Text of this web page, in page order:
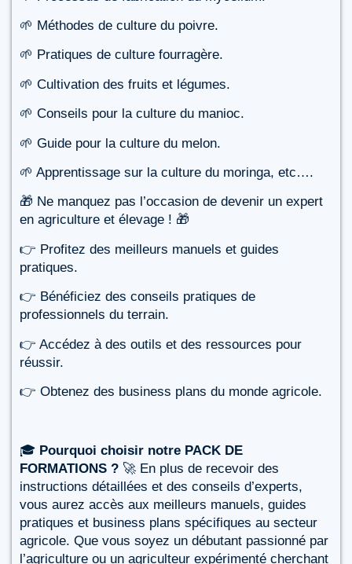
🌱 Méthodes de culture du poivre.
🌱 Pratiques de culture fourragère.
🌱 Cultivation des fruits et légumes.
🌱 Conseils pour la culture du manioc.
🌱 Guide pour la culture du melon.
🌱 Apprentissage sur la culture du moringa, etc….
🎁 Ne manquez pas l’occasion de devenir un expert
en agriculture et élevage ! 🎁
👉 Profitez des meilleurs manuels et guides
pratiques.
👉 Bénéficiez des conseils pratiques de
professionnels du terrain.
👉 Accédez à des outils et des ressources pour
réussir.
👉 Obtenez des business plans du monde agricole.
🎓 Pourquoi choisir notre PACK DE
FORMATIONS ? 🚀 En plus de recevoir des
instructions détaillées et des conseils d’experts,
vous aurez accès aux meilleurs manuels, guides
pratiques et business plans spécifiques au secteur
agricole. Que vous soyez un débutant passionné par
l’agriculture ou un agriculteur expérimenté cherchant